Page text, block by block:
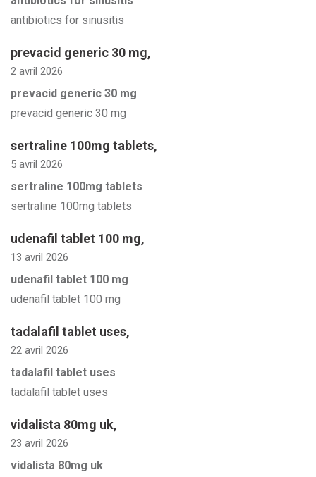
antibiotics for sinusitis
prevacid generic 30 mg,
2 avril 2026
prevacid generic 30 mg
prevacid generic 30 mg
sertraline 100mg tablets,
5 avril 2026
sertraline 100mg tablets
sertraline 100mg tablets
udenafil tablet 100 mg,
13 avril 2026
udenafil tablet 100 mg
udenafil tablet 100 mg
tadalafil tablet uses,
22 avril 2026
tadalafil tablet uses
tadalafil tablet uses
vidalista 80mg uk,
23 avril 2026
vidalista 80mg uk